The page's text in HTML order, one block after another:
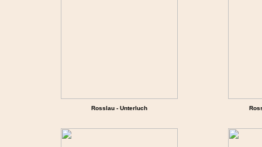
Rosslau - Unterluch